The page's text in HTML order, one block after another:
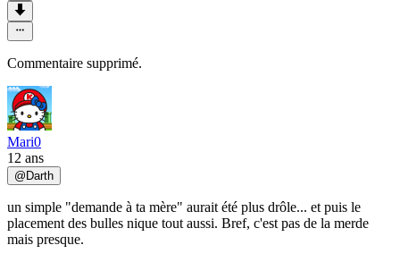
Commentaire supprimé.
Mari0
12 ans
@ Darth
un simple "demande à ta mère" aurait été plus drôle... et puis le
placement des bulles nique tout aussi. Bref, c'est pas de la merde
mais presque.